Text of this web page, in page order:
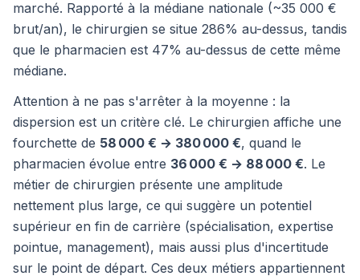
marché. Rapporté à la médiane nationale (~35 000 €
brut/an), le chirurgien se situe 286% au-dessus, tandis
que le pharmacien est 47% au-dessus de cette même
médiane.
Attention à ne pas s'arrêter à la moyenne : la
dispersion est un critère clé. Le chirurgien affiche une
fourchette de 58 000 € → 380 000 €, quand le
pharmacien évolue entre 36 000 € → 88 000 €. Le
métier de chirurgien présente une amplitude
nettement plus large, ce qui suggère un potentiel
supérieur en fin de carrière (spécialisation, expertise
pointue, management), mais aussi plus d'incertitude
sur le point de départ. Ces deux métiers appartiennent